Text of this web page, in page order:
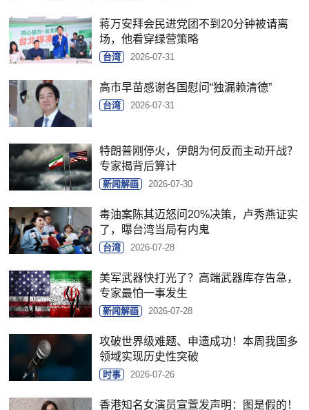
蒋万安拜会民进党团不到20分钟被请离
场，他看穿绿营策略
台湾 2026-07-31
高市早苗感谢各国慰问“独漏赖清德”
台湾 2026-07-31
特朗普刚停火，伊朗为何反而主动开战？
专家揭背后算计
新闻解画 2026-07-30
毒油案陈其迈怒问20%决策，卢秀燕证实
了，曝台湾当局有内鬼
台湾 2026-07-28
美军武器快打光了？高端武器库存告急，
专家最怕一事发生
新闻解画 2026-07-28
攻破世界级难题、申遗成功！本周我国多
领域实现历史性突破
时事 2026-07-26
香港知名女演员宣萱发声明：图是假的！